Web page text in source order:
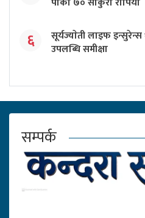
६
सूर्यज्याेती लाइफ
उपलब्धि समीक्षा
सम्पर्क